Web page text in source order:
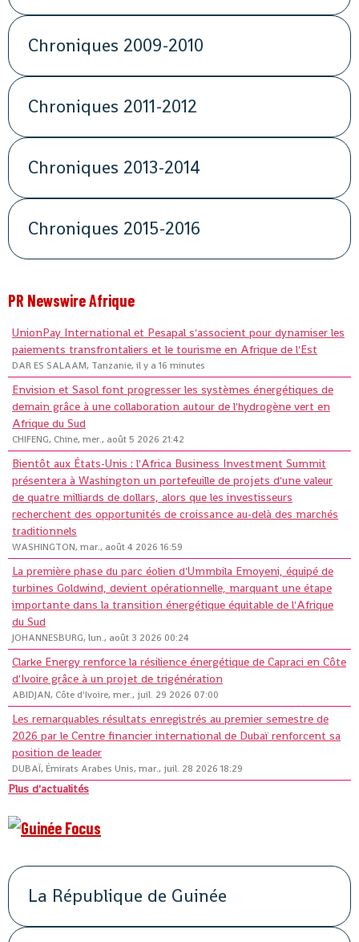
Chroniques 2009-2010
Chroniques 2011-2012
Chroniques 2013-2014
Chroniques 2015-2016
PR Newswire Afrique
UnionPay International et Pesapal s'associent pour dynamiser les
paiements transfrontaliers et le tourisme en Afrique de l'Est
DAR ES SALAAM, Tanzanie, il y a 16 minutes
Envision et Sasol font progresser les systèmes énergétiques de
demain grâce à une collaboration autour de l'hydrogène vert en
Afrique du Sud
CHIFENG, Chine, mer., août 5 2026 21:42
Bientôt aux États-Unis : l'Africa Business Investment Summit
présentera à Washington un portefeuille de projets d'une valeur
de quatre milliards de dollars, alors que les investisseurs
recherchent des opportunités de croissance au-delà des marchés
traditionnels
WASHINGTON, mar., août 4 2026 16:59
La première phase du parc éolien d'Ummbila Emoyeni, équipé de
turbines Goldwind, devient opérationnelle, marquant une étape
importante dans la transition énergétique équitable de l'Afrique
du Sud
JOHANNESBURG, lun., août 3 2026 00:24
Clarke Energy renforce la résilience énergétique de Capraci en Côte
d'Ivoire grâce à un projet de trigénération
ABIDJAN, Côte d'Ivoire, mer., juil. 29 2026 07:00
Les remarquables résultats enregistrés au premier semestre de
2026 par le Centre financier international de Dubaï renforcent sa
position de leader
DUBAÏ, Émirats Arabes Unis, mar., juil. 28 2026 18:29
Plus d'actualités
La République de Guinée